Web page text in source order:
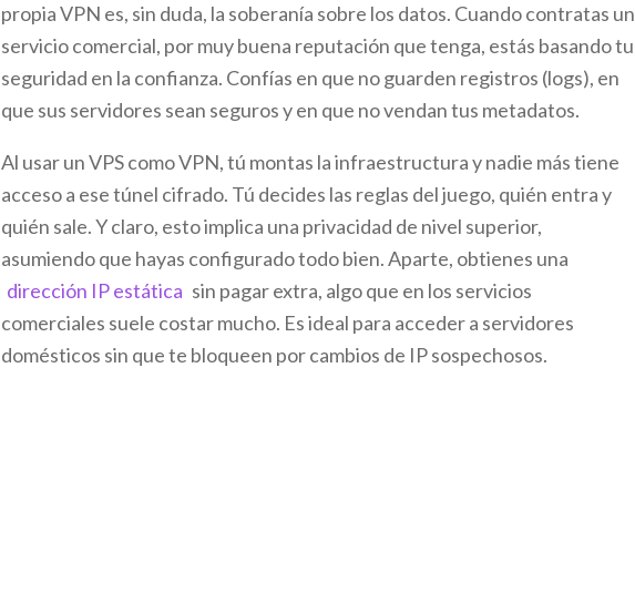
propia VPN es, sin duda, la soberanía sobre los datos. Cuando contratas un
servicio comercial, por muy buena reputación que tenga, estás basando tu
seguridad en la confianza. Confías en que no guarden registros (logs), en
que sus servidores sean seguros y en que no vendan tus metadatos.
Al usar un VPS como VPN, tú montas la infraestructura y nadie más tiene
acceso a ese túnel cifrado. Tú decides las reglas del juego, quién entra y
quién sale. Y claro, esto implica una privacidad de nivel superior,
asumiendo que hayas configurado todo bien. Aparte, obtienes una
dirección IP estática sin pagar extra, algo que en los servicios
comerciales suele costar mucho. Es ideal para acceder a servidores
domésticos sin que te bloqueen por cambios de IP sospechosos.